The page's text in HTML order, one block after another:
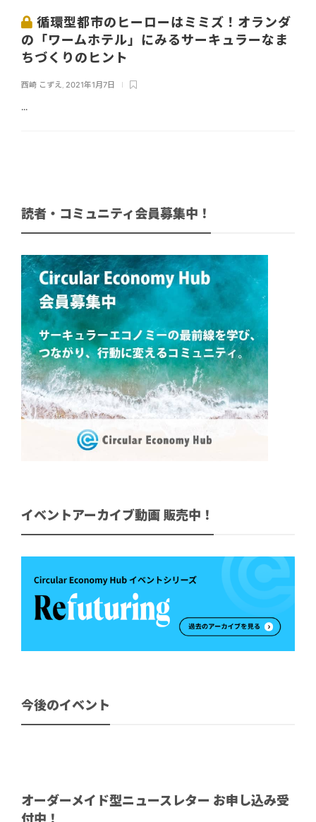
循環型都市のヒーローはミミズ！オランダ
の「ワームホテル」にみるサーキュラーなま
ちづくりのヒント
西崎 こずえ, 2021年1月7日
...
読者・コミュニティ会員募集中！
イベントアーカイブ動画 販売中！
今後のイベント
オーダーメイド型ニュースレター お申し込み受
付中！